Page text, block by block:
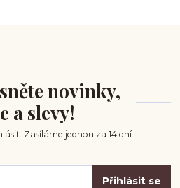
novinky,
a slevy!
Zasíláme jednou za 14 dní.
Přihlásit se